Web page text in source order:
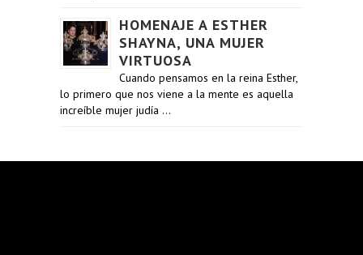
HOMENAJE A ESTHER
SHAYNA, UNA MUJER
VIRTUOSA
Cuando pensamos en la reina Esther,
lo primero que nos viene a la mente es aquella
increíble mujer judía …